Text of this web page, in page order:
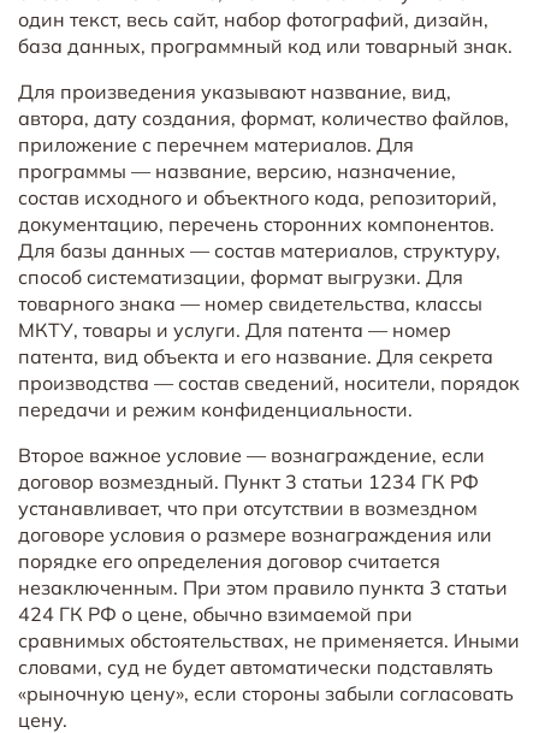
один текст, весь сайт, набор фотографий, дизайн,
база данных, программный код или товарный знак.
Для произведения указывают название, вид,
автора, дату создания, формат, количество файлов,
приложение с перечнем материалов. Для
программы — название, версию, назначение,
состав исходного и объектного кода, репозиторий,
документацию, перечень сторонних компонентов.
Для базы данных — состав материалов, структуру,
способ систематизации, формат выгрузки. Для
товарного знака — номер свидетельства, классы
МКТУ, товары и услуги. Для патента — номер
патента, вид объекта и его название. Для секрета
производства — состав сведений, носители, порядок
передачи и режим конфиденциальности.
Второе важное условие — вознаграждение, если
договор возмездный. Пункт 3 статьи 1234 ГК РФ
устанавливает, что при отсутствии в возмездном
договоре условия о размере вознаграждения или
порядке его определения договор считается
незаключенным. При этом правило пункта 3 статьи
424 ГК РФ о цене, обычно взимаемой при
сравнимых обстоятельствах, не применяется. Иными
словами, суд не будет автоматически подставлять
«рыночную цену», если стороны забыли согласовать
цену.